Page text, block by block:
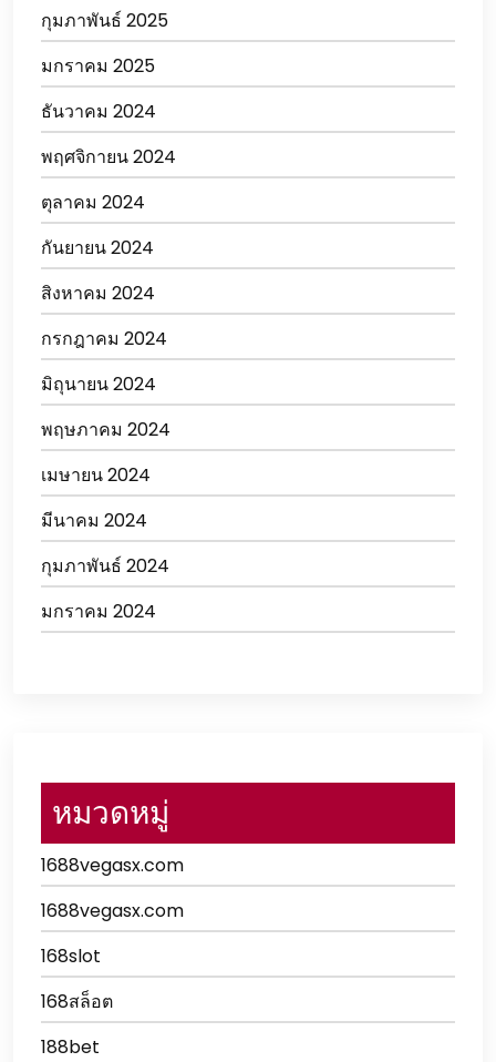
กุมภาพันธ์ 2025
มกราคม 2025
ธันวาคม 2024
พฤศจิกายน 2024
ตุลาคม 2024
กันยายน 2024
สิงหาคม 2024
กรกฎาคม 2024
มิถุนายน 2024
พฤษภาคม 2024
เมษายน 2024
มีนาคม 2024
กุมภาพันธ์ 2024
มกราคม 2024
หมวดหมู่
1688vegasx.com
1688vegasx.com
168slot
168สล็อต
188bet